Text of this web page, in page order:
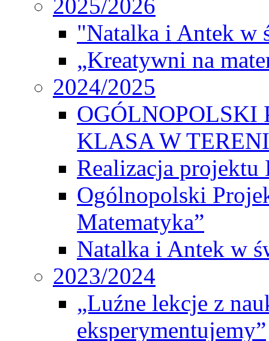
2025/2026
"Natalka i Antek w
„Kreatywni na
2024/2025
OGÓLNOPOLSKI
KLASA W
Realizacja
Ogólnopolski
Matematyka”
Natalka i Antek w
2023/2024
„Luźne lekcje z
eksperymentujemy”